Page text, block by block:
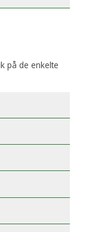
på de enkelte